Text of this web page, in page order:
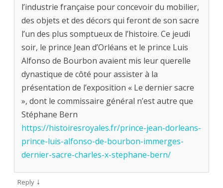
l’industrie française pour concevoir du mobilier,
des objets et des décors qui feront de son sacre
l’un des plus somptueux de l’histoire. Ce jeudi
soir, le prince Jean d’Orléans et le prince Luis
Alfonso de Bourbon avaient mis leur querelle
dynastique de côté pour assister à la
présentation de l’exposition « Le dernier sacre
», dont le commissaire général n’est autre que
Stéphane Bern
https://histoiresroyales.fr/prince-jean-dorleans-
prince-luis-alfonso-de-bourbon-immerges-
dernier-sacre-charles-x-stephane-bern/
Reply ↓